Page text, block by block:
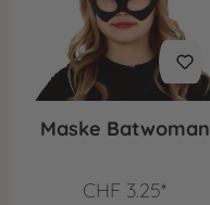
Maske Batwoman
CHF 3.25*